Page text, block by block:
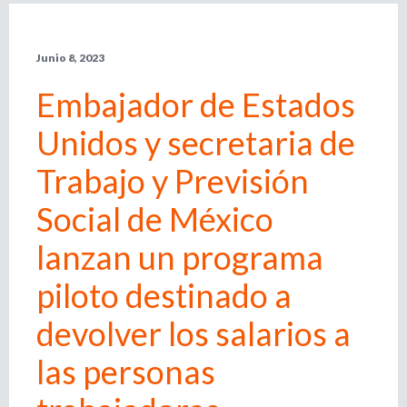
m
l
e
a
d
o
r
,
e
c
t
d
Junio 8, 2023
Embajador de Estados
Unidos y secretaria de
Trabajo y Previsión
Social de México
lanzan un programa
piloto destinado a
devolver los salarios a
las personas